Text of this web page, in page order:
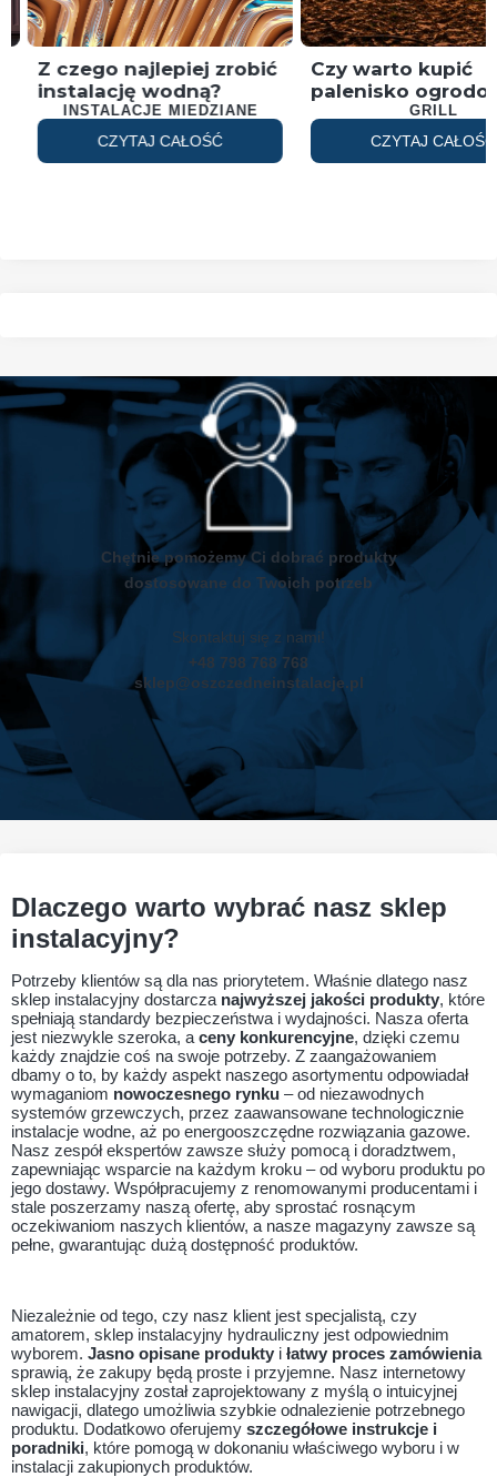
INSTALACJE MIEDZIANE
Z czego najlepiej zrobić
instalację wodną?
CZYTAJ CAŁOŚĆ
GRILL
Czy warto kupić
palenisko
CZYTAJ CAŁOŚĆ
Chętnie pomożemy Ci dobrać produkty
dostosowane do Twoich potrzeb
Skontaktuj się z nami!
+48 798 768 768
sklep@oszczedneinstalacje.pl
Dlaczego warto wybrać nasz sklep
instalacyjny?
Potrzeby klientów są dla nas priorytetem. Właśnie dlatego nasz
sklep instalacyjny dostarcza najwyższej jakości produkty, które
spełniają standardy bezpieczeństwa i wydajności. Nasza oferta
jest niezwykle szeroka, a ceny konkurencyjne, dzięki czemu
każdy znajdzie coś na swoje potrzeby. Z zaangażowaniem
dbamy o to, by każdy aspekt naszego asortymentu odpowiadał
wymaganiom nowoczesnego rynku – od niezawodnych
systemów grzewczych, przez zaawansowane technologicznie
instalacje wodne, aż po energooszczędne rozwiązania gazowe.
Nasz zespół ekspertów zawsze służy pomocą i doradztwem,
zapewniając wsparcie na każdym kroku – od wyboru produktu po
jego dostawy. Współpracujemy z renomowanymi producentami i
stale poszerzamy naszą ofertę, aby sprostać rosnącym
oczekiwaniom naszych klientów, a nasze magazyny zawsze są
pełne, gwarantując dużą dostępność produktów.
Niezależnie od tego, czy nasz klient jest specjalistą, czy
amatorem, sklep instalacyjny hydrauliczny jest odpowiednim
wyborem. Jasno opisane produkty i łatwy proces zamówienia
sprawią, że zakupy będą proste i przyjemne. Nasz internetowy
sklep instalacyjny został zaprojektowany z myślą o intuicyjnej
nawigacji, dlatego umożliwia szybkie odnalezienie potrzebnego
produktu. Dodatkowo oferujemy szczegółowe instrukcje i
poradniki, które pomogą w dokonaniu właściwego wyboru i w
instalacji zakupionych produktów.